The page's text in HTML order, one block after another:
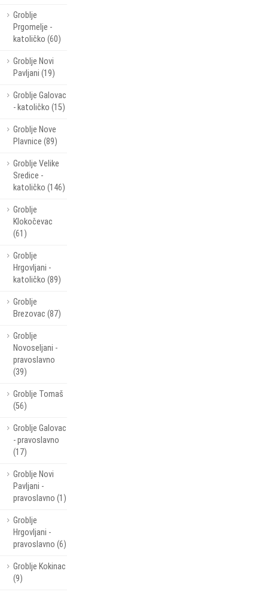
Groblje
Prgomelje -
katoličko (60)
Groblje Novi
Pavljani (19)
Groblje Galovac
- katoličko (15)
Groblje Nove
Plavnice (89)
Groblje Velike
Sredice -
katoličko (146)
Groblje
Klokočevac
(61)
Groblje
Hrgovljani -
katoličko (89)
Groblje
Brezovac (87)
Groblje
Novoseljani -
pravoslavno
(39)
Groblje Tomaš
(56)
Groblje Galovac
- pravoslavno
(17)
Groblje Novi
Pavljani -
pravoslavno (1)
Groblje
Hrgovljani -
pravoslavno (6)
Groblje Kokinac
(9)